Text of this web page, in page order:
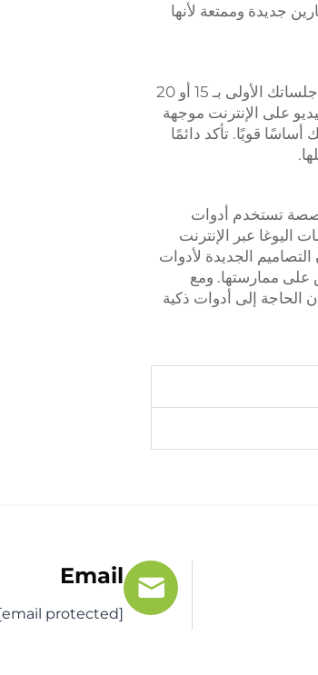
جديدة وممتعة لأنها
إذا كنتَ جديدًا في ممارسة اليوغا، فابقَ ذهنك منفتحًا وكن لطيفًا مع نفسك. حدّد مدة جلساتك الأولى بـ 15 أو 20
على الإنترنت موجهة
قويًا. تأكد دائمًا
تستخدم أدوات
عبر الإنترنت
الجديدة لأدوات
على ممارستها. ومع
الحاجة إلى أدوات ذكية
Email
[email protected]